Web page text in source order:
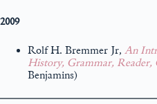
2009
Rolf H. Bremmer Jr, An
History, Grammar, Reader,
Benjamins)